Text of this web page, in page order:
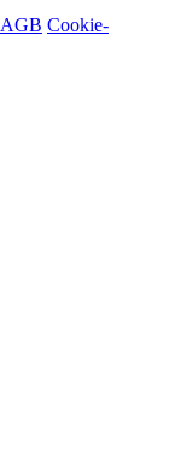
AGB Cookie-